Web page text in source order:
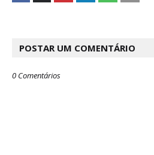
POSTAR UM COMENTÁRIO
0 Comentários